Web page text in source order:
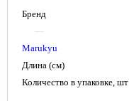
Бренд
—
Marukyu
Длина (см)
Количество в упаковке, шт